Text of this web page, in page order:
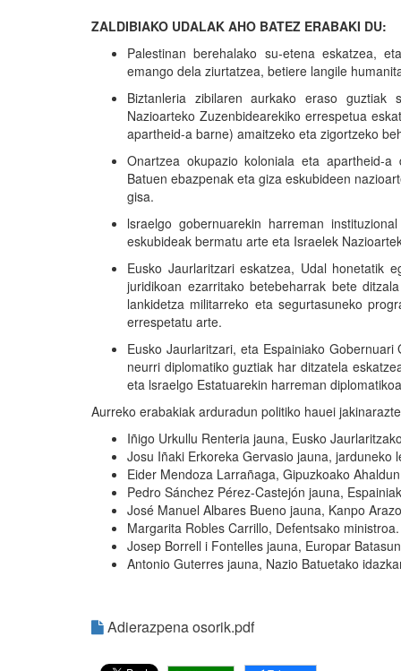
ZALDIBIAKO UDALAK AHO BATEZ ERABAKI DU:
Palestinan berehalako su-etena eskatzea,
emango dela ziurtatzea, betiere langile
Biztanleria zibilaren aurkako eraso guztiak
Nazioarteko Zuzenbidearekiko errespetua
apartheid-a barne) amaitzeko eta zigortzeko
Onartzea okupazio koloniala eta apartheid-
Batuen ebazpenak eta giza eskubideen
gisa.
lsraelgo gobernuarekin harreman
eskubideak bermatu arte eta Israelek
Eusko Jaurlaritzari eskatzea, Udal honetatik
juridikoan ezarritako betebeharrak bete
lankidetza militarreko eta segurtasuneko
errespetatu arte.
Eusko Jaurlaritzari, eta Espainiako
neurri diplomatiko guztiak har ditzatela
eta lsraelgo Estatuarekin harreman
Aurreko erabakiak arduradun politiko hauei
Iñigo Urkullu Renteria jauna, Eusko
Josu Iñaki Erkoreka Gervasio jauna,
Eider Mendoza Larrañaga, Gipuzkoako
Pedro Sánchez Pérez-Castejón jauna,
José Manuel Albares Bueno jauna, Kanpo
Margarita Robles Carrillo, Defentsako ministroa.
Josep Borrell i Fontelles jauna, Europar
Antonio Guterres jauna, Nazio Batuetako
Adierazpena osorik.pdf